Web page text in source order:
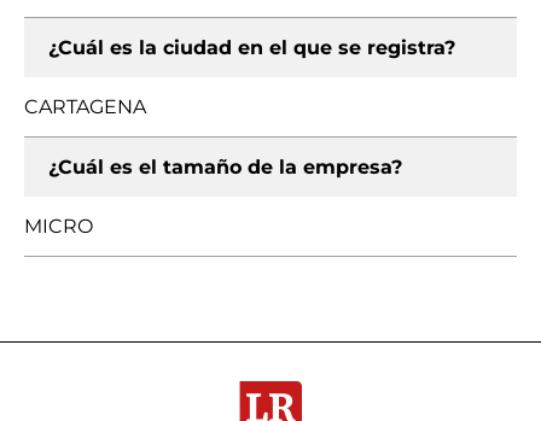
¿Cuál es la ciudad en el que se registra?
CARTAGENA
¿Cuál es el tamaño de la empresa?
MICRO